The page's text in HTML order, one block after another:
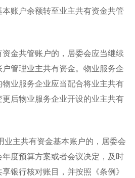
账户余额转至业主共有资金共管
金共管账户的，居委会应当继续
管理业主共有资金。物业服务企
业服务企业应当配合将业主共有
后物业服务企业开设的业主共有
主共有资金基本账户的，居委会
度预算方案或者会议决定，及时
银行核对账目，并按照《条例》